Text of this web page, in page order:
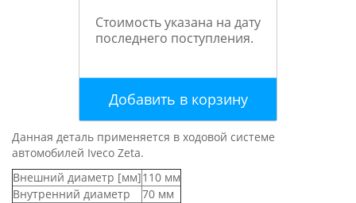
Стоимость указана на дату
последнего поступления.
Добавить в корзину
Данная деталь применяется в ходовой системе
автомобилей Iveco Zeta.
Внешний диаметр [мм]110 мм
Внутренний диаметр
70 мм